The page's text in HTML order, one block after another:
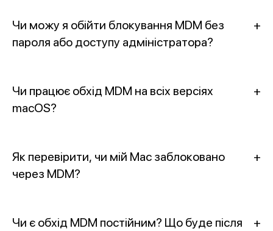
Чи можу я обійти блокування MDM без
пароля або доступу адміністратора?
+
Чи працює обхід MDM на всіх версіях
macOS?
+
Як перевірити, чи мій Mac заблоковано
через MDM?
+
Чи є обхід MDM постійним? Що буде після
+